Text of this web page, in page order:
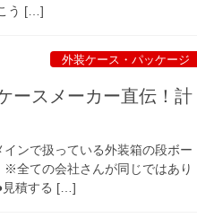
う […]
外装ケース・パッケージ
ースメーカー直伝！計
ンで扱っている外装箱の段ボー
※全ての会社さんが同じではあり
見積する […]